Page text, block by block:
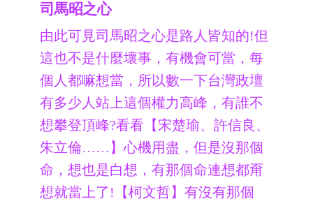
司馬昭之心
由此可見司馬昭之心是路人皆知的!但
這也不是什麼壞事，有機會可當，每
個人都嘛想當，所以數一下台灣政壇
有多少人站上這個權力高峰，有誰不
想攀登頂峰?看看【宋楚瑜、許信良、
朱立倫……】心機用盡，但是沒那個
命，想也是白想，有那個命連想都甭
想就當上了!【柯文哲】有沒有那個